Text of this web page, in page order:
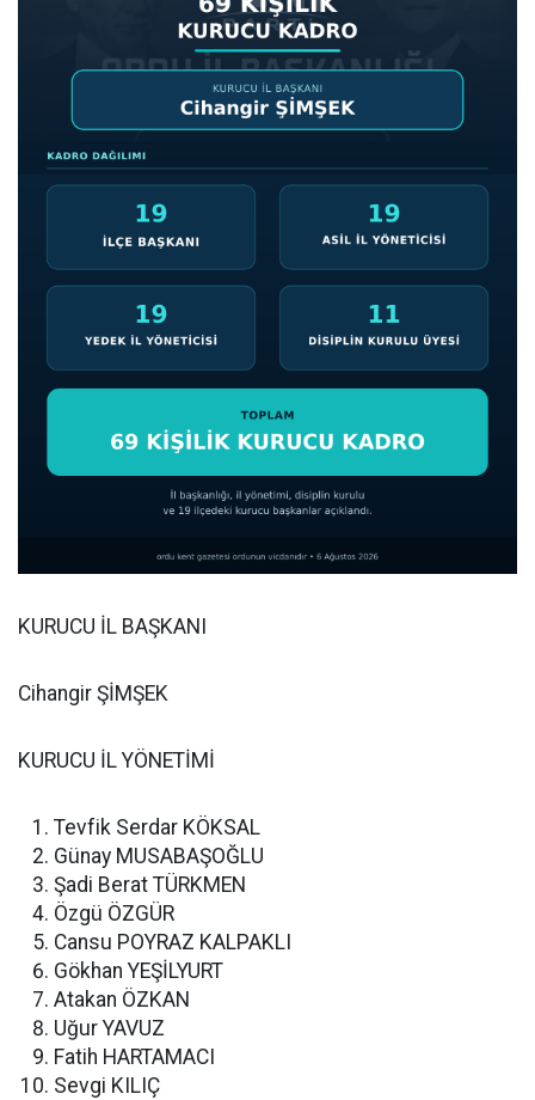
KURUCU İL BAŞKANI
Cihangir ŞİMŞEK
KURUCU İL YÖNETİMİ
Tevfik Serdar KÖKSAL
Günay MUSABAŞOĞLU
Şadi Berat TÜRKMEN
Özgü ÖZGÜR
Cansu POYRAZ KALPAKLI
Gökhan YEŞİLYURT
Atakan ÖZKAN
Uğur YAVUZ
Fatih HARTAMACI
Sevgi KILIÇ